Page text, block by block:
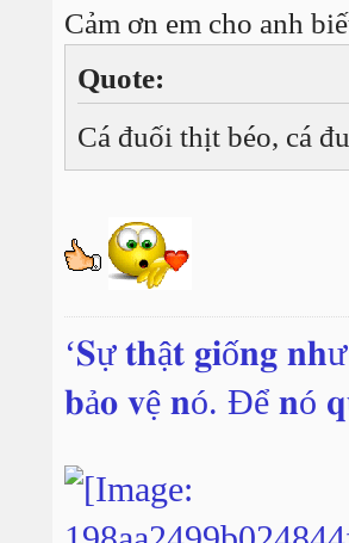
Cảm ơn em cho anh
Quote:
Cá đuối thịt béo, cá
‘𝐒ự 𝐭𝐡ậ𝐭 𝐠𝐢ố𝐧𝐠
𝐛ả𝐨 𝐯ệ 𝐧ó. Để 𝐧ó